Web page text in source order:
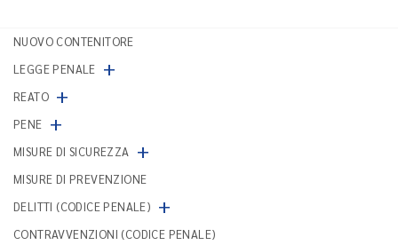
NUOVO CONTENITORE
LEGGE PENALE +
REATO +
PENE +
MISURE DI SICUREZZA +
MISURE DI PREVENZIONE
DELITTI (CODICE PENALE) +
CONTRAVVENZIONI (CODICE PENALE)